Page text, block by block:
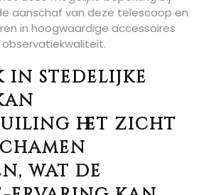
aanschaf van deze telescoop en
in hoogwaardige accessoires
in stedelijke
het zicht
wat de